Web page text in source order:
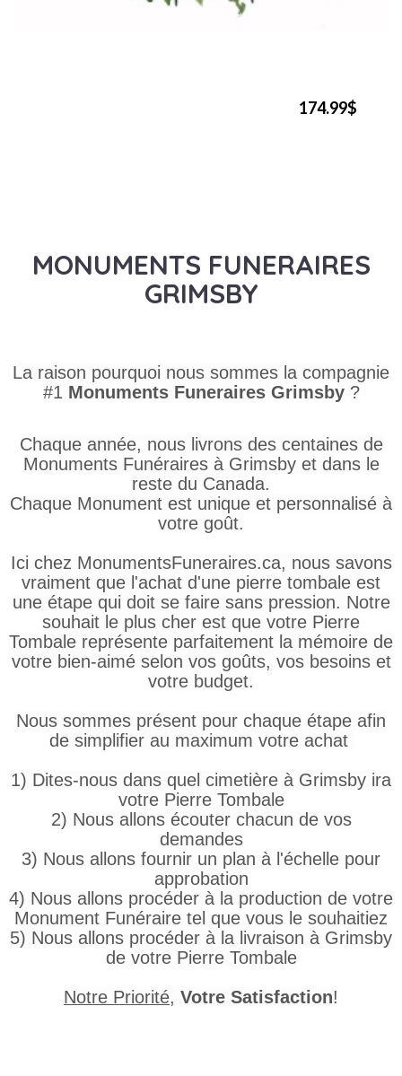
174.99$
MONUMENTS FUNERAIRES
GRIMSBY
La raison pourquoi nous sommes la compagnie
#1 Monuments Funeraires Grimsby ?
Chaque année, nous livrons des centaines de
Monuments Funéraires à Grimsby et dans le
reste du Canada.
Chaque Monument est unique et personnalisé à
votre goût.
Ici chez MonumentsFuneraires.ca, nous savons
vraiment que l'achat d'une pierre tombale est
une étape qui doit se faire sans pression. Notre
souhait le plus cher est que votre Pierre
Tombale représente parfaitement la mémoire de
votre bien-aimé selon vos goûts, vos besoins et
votre budget.
Nous sommes présent pour chaque étape afin
de simplifier au maximum votre achat
1) Dites-nous dans quel cimetière à Grimsby ira
votre Pierre Tombale
2) Nous allons écouter chacun de vos
demandes
3) Nous allons fournir un plan à l'échelle pour
approbation
4) Nous allons procéder à la production de votre
Monument Funéraire tel que vous le souhaitiez
5) Nous allons procéder à la livraison à Grimsby
de votre Pierre Tombale
Notre Priorité, Votre Satisfaction!